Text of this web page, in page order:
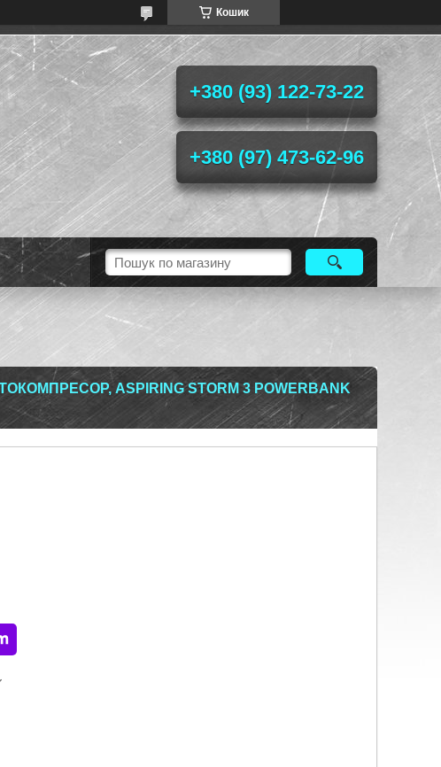
Кошик
+380 (93) 122-73-22
+380 (97) 473-62-96
ASPIRING STORM 3 POWERBANK